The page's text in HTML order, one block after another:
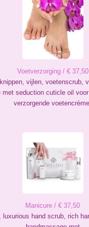
Voetverzorging / € 37,50
vijlen, voetenscrub,
met seduction cuticle oil
verzorgende
Manicure / € 37,50
luxurious hand scrub, rich